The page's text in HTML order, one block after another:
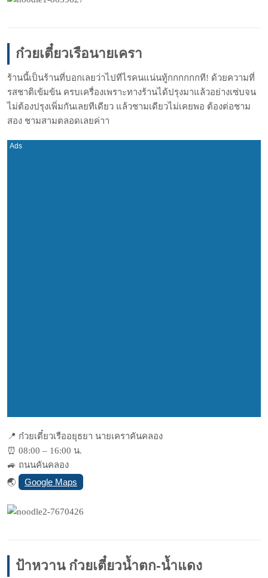
ก๋วยเตี๋ยวเรือนายเครา
ร้านนี้เป็นร้านที่บอกเลยว่าไปทีไรคนแน่นทู้กกกกกกที! ด้วยความที่
รสชาติเข้มข้น ครบเครื่องเพราะทางร้านได้ป รุงมาแล้วอย่างเซ่บจน
ไม่ต้องปรุงเพิ่มกันเลยทีเดียว แล้วชามเดียวไม่เคยพอ ต้องต่อชาม
สอง ชามสามตลอดเลยค่าา
📍 ก๋วยเตี๋ยวเรืออยุธยา นายเคราคันคลอง
⏰ 08:00 – 16:00 น.
🚙 ถนนคันคลอง
🌏
Google Maps
ป้าหวาน ก๋วยเตี๋ยวน้ำตก-น้ำแดง